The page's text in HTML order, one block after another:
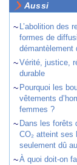
Aussi
~ L’abolition des
formes de
démantèlement
~Vérité, justice,
durable
~ Pourquoi les
vêtements
femmes ?
~ Dans les forêts
CO₂ atteint ses
seulement dû
~À quoi doit-on